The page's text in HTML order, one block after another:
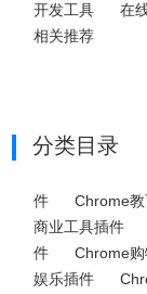
开发工具
在
相关推荐
分类目录
件
Chrome
商业工具插件
件
Chrome
娱乐插件